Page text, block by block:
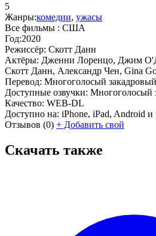
5
Жанры:комедии, ужасы
Все фильмы : США
Год:2020
Режиссёр: Скотт Данн
Актёры: Дженни Лоренцо, Джим
Скотт Данн, Александр Чен, Gina
Перевод: Многоголосый закадровый
Доступные озвучки: Многоголосый
Качество: WEB-DL
Доступно на: iPhone, iPad, Android
Отзывов (0) + Добавить свой
Скачать также